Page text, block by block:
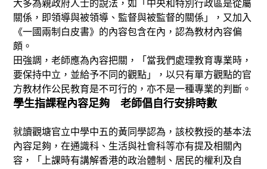
大多為親政府人士的說法，如「中央和特別行政區是從屬
關係，即領導與被領導、監督與被監督的關係」，又加入
《一國兩制白皮書》的內容包含在內，認為教材內容偏
頗。
田強調，老師應為內容把關，「當我們處理教育專業時，
要保持中立，並給予不同的觀點」，以只有單方觀點的官
方教材作公民教育是不可行的，亦不是一種專業的判斷。
學生指課程內容足夠 老師倡自行安排時數
就讀觀塘官立中學中五的黃同學認為，該校教授的基本法
內容足夠，在通識科、生活與社會科等亦有提及相關內
容，「上課時有講解香港的政治體制、居民的權利及自